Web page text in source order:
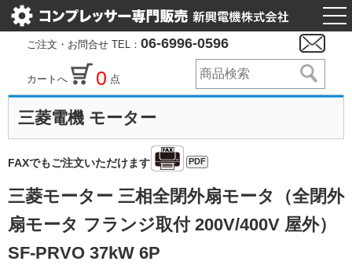
ご注文・お問合せ TEL： 06-6996-0596
カートへ 0 点
三菱電機 モーター
FAXでもご注文いただけます PDF
三菱モーター 三相全閉外扇モータ（全閉外
扇モータ フランジ取付 200V/400V 屋外）
SF-PRVO 37kW 6P